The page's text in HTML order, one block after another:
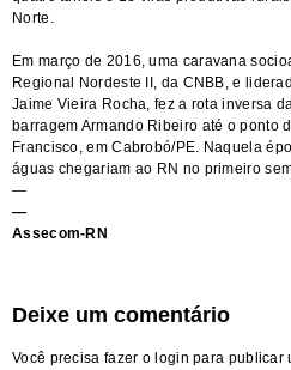
Norte.
Em março de 2016, uma caravana
Regional Nordeste II, da CNBB, e
Jaime Vieira Rocha, fez a rota inversa
barragem Armando Ribeiro até o ponto
Francisco, em Cabrobó/PE. Naquela
águas chegariam ao RN no primeiro
—
—
Assecom-RN
Deixe um comentário
Você precisa fazer ologin para publicar